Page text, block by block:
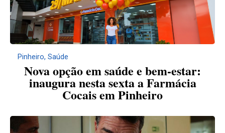
Pinheiro, Saúde
Nova opção em saúde e bem-estar:
inaugura nesta sexta a Farmácia
Cocais em Pinheiro